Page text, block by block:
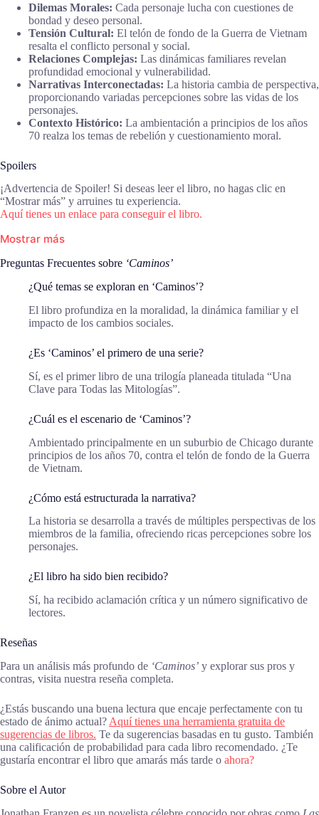
Dilemas Morales: Cada personaje lucha con cuestiones de
bondad y deseo personal.
Tensión Cultural: El telón de fondo de la Guerra de Vietnam
resalta el conflicto personal y social.
Relaciones Complejas: Las dinámicas familiares revelan
profundidad emocional y vulnerabilidad.
Narrativas Interconectadas: La historia cambia de perspectiva,
proporcionando variadas percepciones sobre las vidas de los
personajes.
Contexto Histórico: La ambientación a principios de los años
70 realza los temas de rebelión y cuestionamiento moral.
Spoilers
¡Advertencia de Spoiler! Si deseas leer el libro, no hagas clic en
“Mostrar más” y arruines tu experiencia.
Aquí tienes un enlace para conseguir el libro.
Mostrar más
Preguntas Frecuentes sobre ‘Caminos’
¿Qué temas se exploran en ‘Caminos’?
El libro profundiza en la moralidad, la dinámica familiar y el
impacto de los cambios sociales.
¿Es ‘Caminos’ el primero de una serie?
Sí, es el primer libro de una trilogía planeada titulada “Una
Clave para Todas las Mitologías”.
¿Cuál es el escenario de ‘Caminos’?
Ambientado principalmente en un suburbio de Chicago durante
principios de los años 70, contra el telón de fondo de la Guerra
de Vietnam.
¿Cómo está estructurada la narrativa?
La historia se desarrolla a través de múltiples perspectivas de los
miembros de la familia, ofreciendo ricas percepciones sobre los
personajes.
¿El libro ha sido bien recibido?
Sí, ha recibido aclamación crítica y un número significativo de
lectores.
Reseñas
Para un análisis más profundo de ‘Caminos’ y explorar sus pros y
contras, visita nuestra reseña completa.
¿Estás buscando una buena lectura que encaje perfectamente con tu
estado de ánimo actual? Aquí tienes una herramienta gratuita de
sugerencias de libros. Te da sugerencias basadas en tu gusto. También
una calificación de probabilidad para cada libro recomendado. ¿Te
gustaría encontrar el libro que amarás más tarde o ahora?
Sobre el Autor